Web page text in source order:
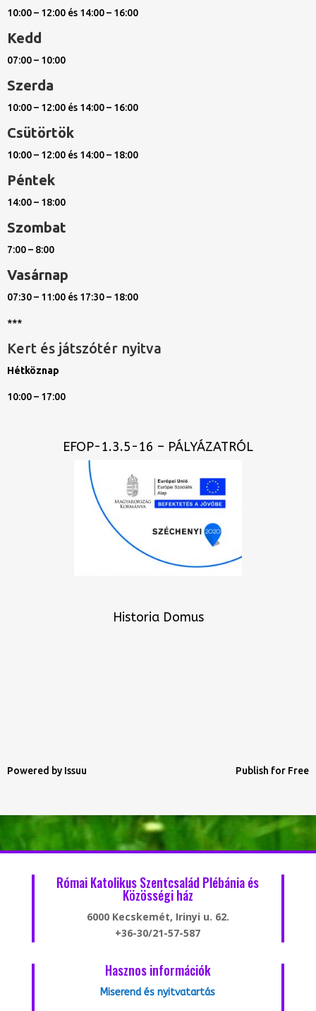
10:00 – 12:00 és 14:00 – 16:00
Kedd
07:00 – 10:00
Szerda
10:00 – 12:00 és 14:00 – 16:00
Csütörtök
10:00 – 12:00 és 14:00 – 18:00
Péntek
14:00 – 18:00
Szombat
7:00 – 8:00
Vasárnap
07:30 – 11:00 és 17:30 – 18:00
***
Kert és játszótér nyitva
Hétköznap
10:00 – 17:00
EFOP-1.3.5-16 – PÁLYÁZATRÓL
Historia Domus
Powered by Issuu Publish for Free
Római Katolikus Szentcsalád Plébánia és
Közösségi ház
6000 Kecskemét, Irinyi u. 62.
+36-30/21-57-587
Hasznos információk
Miserend és nyitvatartás